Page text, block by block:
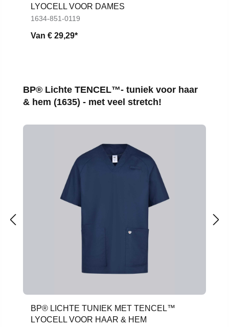
LYOCELL VOOR DAMES
1634-851-0119
Van € 29,29*
Productgalerij overslaan
BP® Lichte TENCEL™- tuniek voor haar
& hem (1635) - met veel stretch!
BP® LICHTE TUNIEK MET TENCEL™
LYOCELL VOOR HAAR & HEM